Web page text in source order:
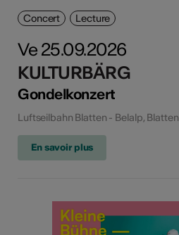
Concert Lecture
Ve 25.09.2026
KULTURBÄRG
Gondelkonzert
Luftseilbahn Blatten - Belalp, Blatten
En savoir plus